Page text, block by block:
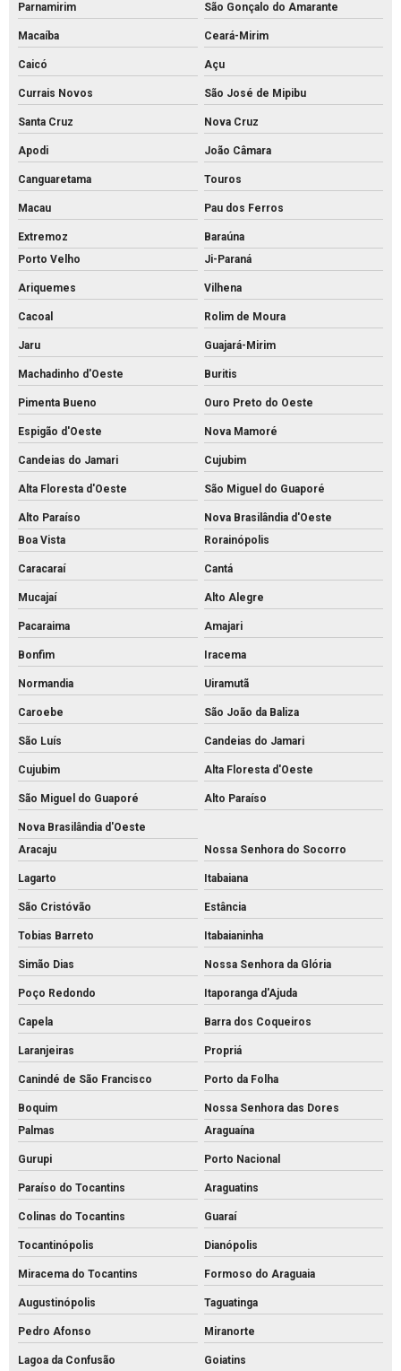
Parnamirim São Gonçalo do Amarante
Macaíba Ceará-Mirim
Caicó Açu
Currais Novos São José de Mipibu
Santa Cruz Nova Cruz
Apodi João Câmara
Canguaretama Touros
Macau Pau dos Ferros
Extremoz
Baraúna
Porto Velho
Ji-Paraná
Ariquemes Vilhena
Cacoal Rolim de Moura
Jaru Guajará-Mirim
Machadinho d'Oeste Buritis
Pimenta Bueno Ouro Preto do Oeste
Espigão d'Oeste Nova Mamoré
Candeias do Jamari Cujubim
Alta Floresta d'Oeste São Miguel do Guaporé
Alto Paraíso
Nova Brasilândia d'Oeste
Boa Vista
Rorainópolis
Caracaraí Cantá
Mucajaí Alto Alegre
Pacaraima Amajari
Bonfim Iracema
Normandia Uiramutã
Caroebe São João da Baliza
São Luís Candeias do Jamari
Cujubim Alta Floresta d'Oeste
São Miguel do Guaporé Alto Paraíso
Nova Brasilândia d'Oeste
Aracaju
Nossa Senhora do Socorro
Lagarto Itabaiana
São Cristóvão Estância
Tobias Barreto Itabaianinha
Simão Dias Nossa Senhora da Glória
Poço Redondo Itaporanga d'Ajuda
Capela Barra dos Coqueiros
Laranjeiras Propriá
Canindé de São Francisco Porto da Folha
Boquim
Nossa Senhora das Dores
Palmas
Araguaína
Gurupi Porto Nacional
Paraíso do Tocantins Araguatins
Colinas do Tocantins Guaraí
Tocantinópolis Dianópolis
Miracema do Tocantins Formoso do Araguaia
Augustinópolis Taguatinga
Pedro Afonso Miranorte
Lagoa da Confusão Goiatins